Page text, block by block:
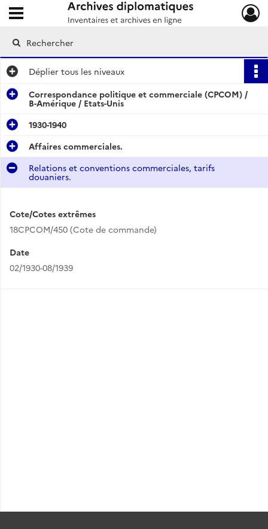
Archives diplomatiques
Ouvrir le menu déroulant
Déplier tous les niveaux
Correspondance politique et commerciale (CPCOM) /
B-Amérique / Etats-Unis
1930-1940
Affaires commerciales.
Relations et conventions commerciales, tarifs
douaniers.
Cote/Cotes extrêmes
18CPCOM/450 (Cote de commande)
Date
02/1930-08/1939